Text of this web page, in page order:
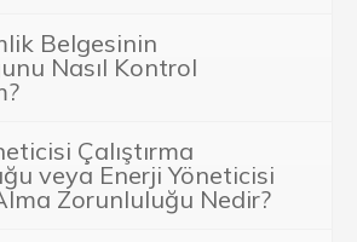
Belgesinin
Nasıl Kontrol
Çalıştırma
veya Enerji Yöneticisi
Zorunluluğu Nedir?